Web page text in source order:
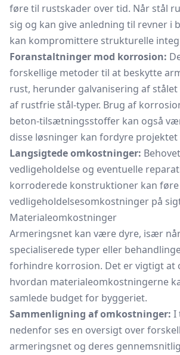
føre til rustskader over tid. Når stål
sig og kan give anledning til revner i
kan kompromittere strukturelle
Foranstaltninger mod korrosion:
forskellige metoder til at beskytte
rust, herunder galvanisering af stålet
af rustfrie stål-typer. Brug af
beton-tilsætningsstoffer kan også
disse løsninger kan fordyre
Langsigtede omkostninger:
vedligeholdelse og eventuelle
korroderede konstruktioner kan
vedligeholdelsesomkostninger på
Materialeomkostninger
Armeringsnet kan være dyre, især
specialiserede typer eller
forhindre korrosion. Det er vigtigt at
hvordan materialeomkostningerne
samlede budget for byggeriet.
Sammenligning af omkostninger: I
nedenfor ses en oversigt over
armeringsnet og deres